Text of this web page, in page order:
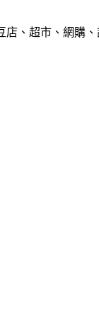
店、超市、網購、